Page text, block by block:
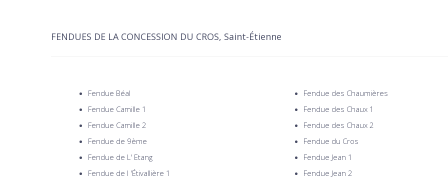
FENDUES DE LA CONCESSION DU CROS, Saint-Étienne
Fendue Béal
Fendue des Chaumières
Fendue Camille 1
Fendue des Chaux 1
Fendue Camille 2
Fendue des Chaux 2
Fendue de 9ème
Fendue du Cros
Fendue de L' Etang
Fendue Jean 1
Fendue de l 'Étivallière 1
Fendue Jean 2